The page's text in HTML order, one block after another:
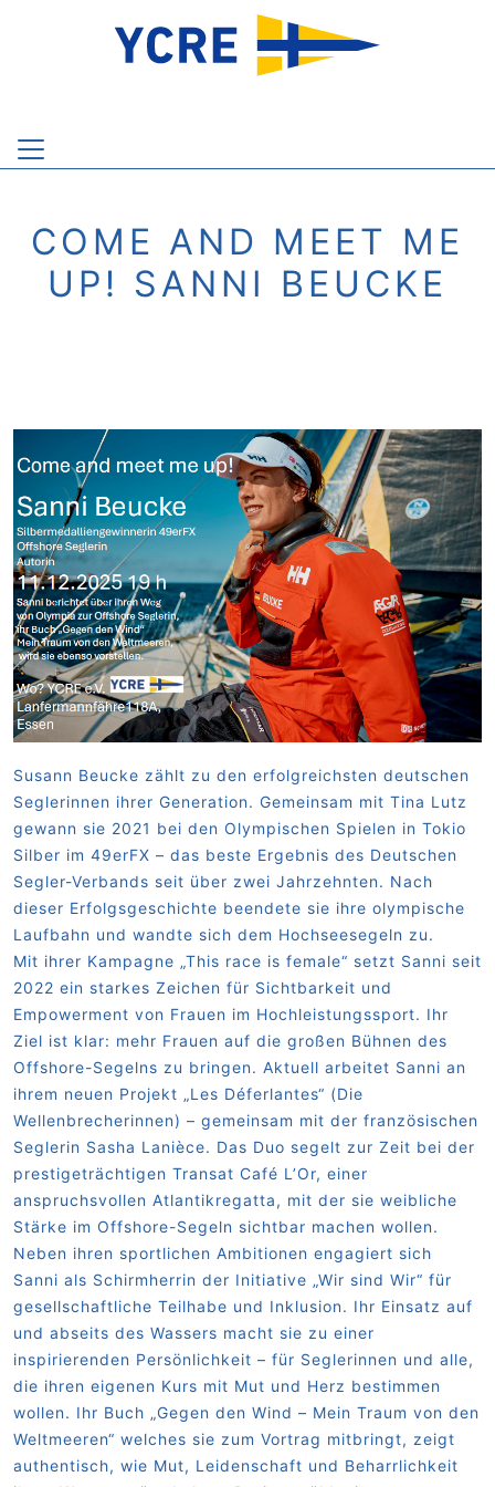
COME AND MEET ME
UP! SANNI BEUCKE
Susann Beucke zählt zu den erfolgreichsten deutschen
Seglerinnen ihrer Generation. Gemeinsam mit Tina Lutz
gewann sie 2021 bei den Olympischen Spielen in Tokio
Silber im 49erFX – das beste Ergebnis des Deutschen
Segler-Verbands seit über zwei Jahrzehnten. Nach
dieser Erfolgsgeschichte beendete sie ihre olympische
Laufbahn und wandte sich dem Hochseesegeln zu.
Mit ihrer Kampagne „This race is female“ setzt Sanni seit
2022 ein starkes Zeichen für Sichtbarkeit und
Empowerment von Frauen im Hochleistungssport. Ihr
Ziel ist klar: mehr Frauen auf die großen Bühnen des
Offshore-Segelns zu bringen. Aktuell arbeitet Sanni an
ihrem neuen Projekt „Les Déferlantes“ (Die
Wellenbrecherinnen) – gemeinsam mit der französischen
Seglerin Sasha Lanièce. Das Duo segelt zur Zeit bei der
prestigeträchtigen Transat Café L’Or, einer
anspruchsvollen Atlantikregatta, mit der sie weibliche
Stärke im Offshore-Segeln sichtbar machen wollen.
Neben ihren sportlichen Ambitionen engagiert sich
Sanni als Schirmherrin der Initiative „Wir sind Wir“ für
gesellschaftliche Teilhabe und Inklusion. Ihr Einsatz auf
und abseits des Wassers macht sie zu einer
inspirierenden Persönlichkeit – für Seglerinnen und alle,
die ihren eigenen Kurs mit Mut und Herz bestimmen
wollen. Ihr Buch „Gegen den Wind – Mein Traum von den
Weltmeeren“ welches sie zum Vortrag mitbringt, zeigt
authentisch, wie Mut, Leidenschaft und Beharrlichkeit